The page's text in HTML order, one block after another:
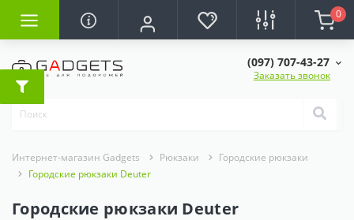
0
(097) 707-43-27
Заказать звонок
Интернет-магазин Gadgets Рюкзаки
Городские рюкзаки
Городские рюкзаки Deuter
Городские рюкзаки Deuter